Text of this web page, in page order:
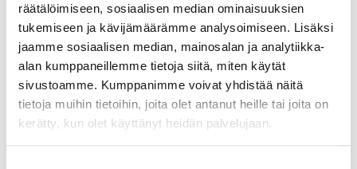
räätälöimiseen, sosiaalisen median ominaisuuksien
tukemiseen ja kävijämäärämme analysoimiseen. Lisäksi
jaamme sosiaalisen median, mainosalan ja analytiikka-
alan kumppaneillemme tietoja siitä, miten käytät
sivustoamme. Kumppanimme voivat yhdistää näitä
tietoja muihin tietoihin, joita olet antanut heille tai joita on
kerätty, kun olet käyttänyt heidän palvelujaan.
Tillbehör
Centrumborr till 16-506
16-507